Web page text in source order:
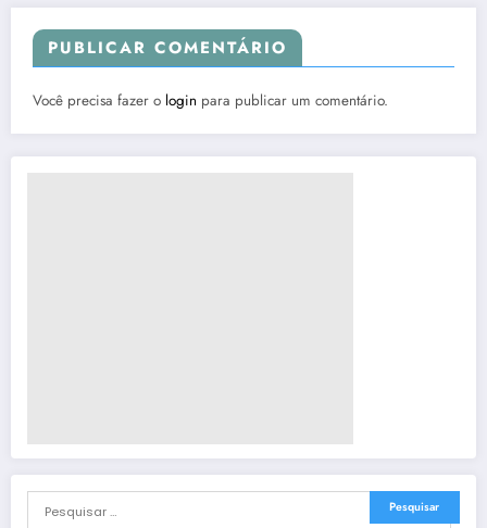
PUBLICAR COMENTÁRIO
Você precisa fazer o login para publicar um comentário.